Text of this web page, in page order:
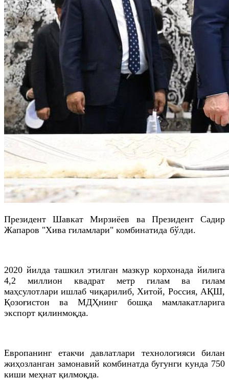
Президент Шавкат Мирзиёев ва Президент Садир
Жапаров "Хива гиламлари" комбинатида бўлди.
2020 йилда ташкил этилган мазкур корхонада йилига
4,2 миллион квадрат метр гилам ва гилам
маҳсулотлари ишлаб чиқарилиб, Хитой, Россия, АҚШ,
Қозоғистон ва МДҲнинг бошқа мамлакатларига
экспорт қилинмоқда.
Европанинг етакчи давлатлари технологияси билан
жиҳозланган замонавий комбинатда бугунги кунда 750
киши меҳнат қилмоқда.